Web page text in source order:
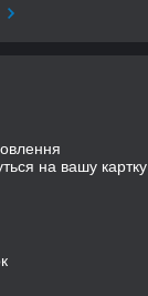
на вашу картку